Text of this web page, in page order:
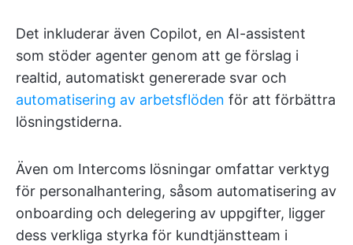
Det inkluderar även Copilot, en AI-assistent
som stöder agenter genom att ge förslag i
realtid, automatiskt genererade svar och
automatisering av arbetsflöden för att förbättra
lösningstiderna.
Även om Intercoms lösningar omfattar verktyg
för personalhantering, såsom automatisering av
onboarding och delegering av uppgifter, ligger
dess verkliga styrka för kundtjänstteam i